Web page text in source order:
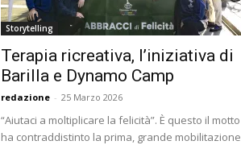
Storytelling
Terapia ricreativa, l’iniziativa di
Barilla e Dynamo Camp
redazione - 25 Marzo 2026
“Aiutaci a moltiplicare la felicità”. È questo il
ha contraddistinto la prima, grande mobilitazione